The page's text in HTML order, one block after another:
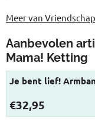
Meer van Vriendschap
Aanbevolen
Mama! Ketting
Je bent lief!
Prijs: 32,95
€32,95